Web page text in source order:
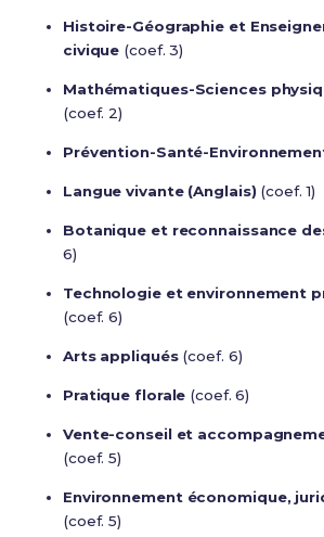
Histoire-Géographie et
civique (coef. 3)
Mathématiques-Sciences
(coef. 2)
Prévention-Santé-
Langue vivante (Anglais) (coef. 1)
Botanique et reconnaissance
6)
Technologie et environnement
(coef. 6)
Arts appliqués(coef. 6)
Pratique florale (coef. 6)
Vente-conseil et
(coef. 5)
Environnement économique,
(coef. 5)